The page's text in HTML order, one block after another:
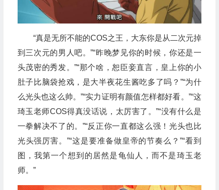
“真是无所不能的COS之王，大东你是从二次元掉
到三次元的男人吧。”“昨晚梦见你的时候，你还是一
头茂密的秀发。”“那个啥，恕臣妾直言，皇上你的小
肚子比脑袋抢戏，是大半夜花生酱吃多了吗？”“为什
么光头也这么帅。”“实力证明有颜值怎样都好看。”“这
琦玉老师COS得真没话说，太厉害了。”“没有什么是
一拳解决不了的。”“反正你一直都这么强！光头也比
光头强厉害。”“这是要准备做皇帝的节奏么？”“看到
图，我第一个想到的居然是龟仙人，而不是琦玉老
师。”